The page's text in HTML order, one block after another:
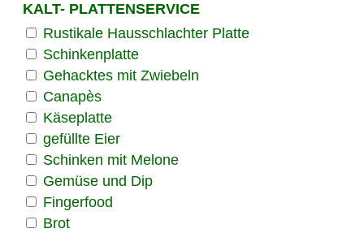
KALT- PLATTENSERVICE
Rustikale Hausschlachter Platte
Schinkenplatte
Gehacktes mit Zwiebeln
Canapès
Käseplatte
gefüllte Eier
Schinken mit Melone
Gemüse und Dip
Fingerfood
Brot